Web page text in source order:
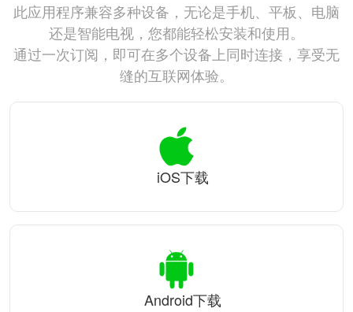
此应用程序兼容多种设备，无论是手机、平板、电脑
还是智能电视，您都能轻松安装和使用。
通过一次订阅，即可在多个设备上同时连接，享受无
缝的互联网体验。
iOS下载
Android下载